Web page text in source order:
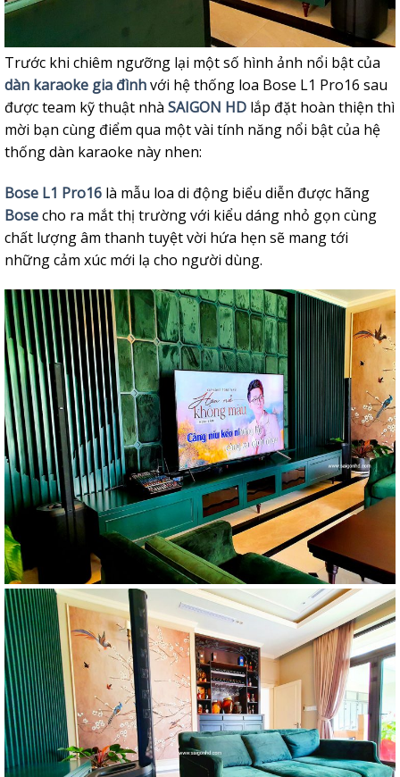
Trước khi chiêm ngưỡng lại một số hình ảnh nổi bật của
dàn karaoke gia đìnhvới hệ thống loa Bose L1 Pro16 sau
được team kỹ thuật nhà SAIGON HD lắp đặt hoàn thiện thì
mời bạn cùng điểm qua một vài tính năng nổi bật của hệ
thống dàn karaoke này nhen:
Bose L1 Pro16 là mẫu loa di động biểu diễn được hãng
Bosecho ra mắt thị trường với kiểu dáng nhỏ gọn cùng
chất lượng âm thanh tuyệt vời hứa hẹn sẽ mang tới
những cảm xúc mới lạ cho người dùng.